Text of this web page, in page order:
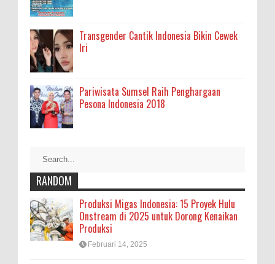
Transgender Cantik Indonesia Bikin Cewek
Iri
Pariwisata Sumsel Raih Penghargaan
Pesona Indonesia 2018
RANDOM
Produksi Migas Indonesia: 15 Proyek Hulu
Onstream di 2025 untuk Dorong Kenaikan
Produksi
Februari 14, 2025